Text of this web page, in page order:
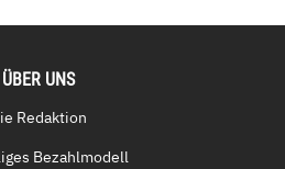
ÜBER UNS
Redaktion
Bezahlmodell